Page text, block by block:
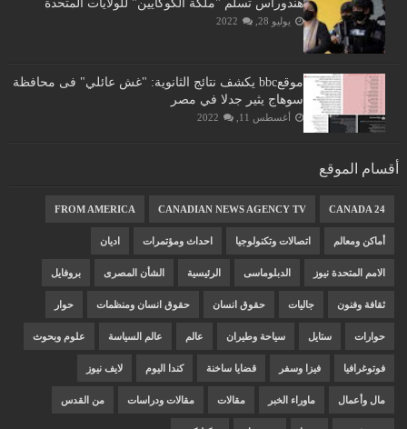
هندوراس تسلم "ملكة الكوكايين" للولايات المتحدة
يوليو 28, 2022
موقعbbc يكشف نتائج الثانوية: "غش عائلي" فى محافظة
سوهاج يثير جدلا في مصر
أغسطس 11, 2022
أقسام الموقع
CANADA 24
CANADIAN NEWS AGENCY TV
FROM AMERICA
أماكن ومعالم اتصالات وتكنولوجيا احداث ومؤتمرات اديان
الامم المتحدة نيوز الدبلوماسى الرئيسية الشأن المصرى بروفايل
ثقافة وفنون جاليات حقوق انسان حقوق انسان ومنظمات حوار
حوارات ستايل سياحة وطيران عالم عالم السياسة علوم وبحوث
فوتوغرافيا فيزا وسفر قضايا ساخنة كندا اليوم لايف نيوز
مال وأعمال ماوراء الخبر مقالات مقالات ودراسات من القدس